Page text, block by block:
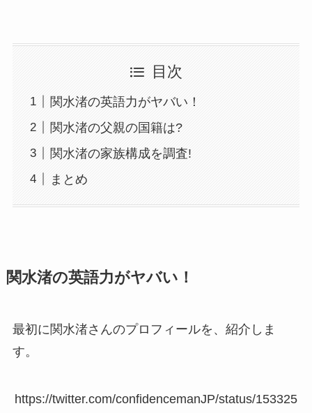
目次
関水渚の英語力がヤバい！
関水渚の父親の国籍は?
関水渚の家族構成を調査!
まとめ
関水渚の英語力がヤバい！
最初に関水渚さんのプロフィールを、紹介しま
す。
https://twitter.com/confidencemanJP/status/153325